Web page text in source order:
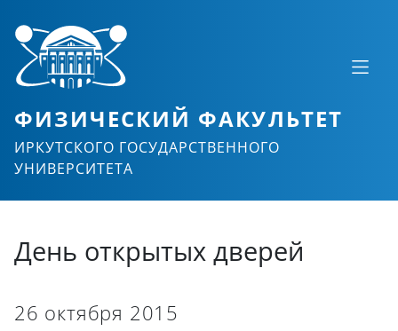
ФИЗИЧЕСКИЙ ФАКУЛЬТЕТ
ИРКУТСКОГО ГОСУДАРСТВЕННОГО
УНИВЕРСИТЕТА
День открытых дверей
26 октября 2015